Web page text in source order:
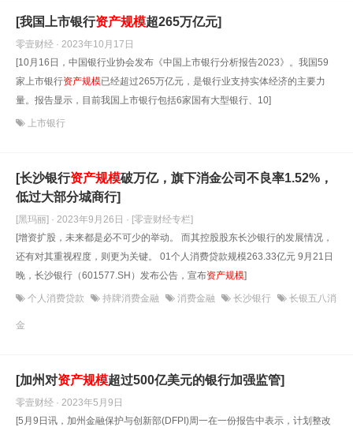
[我国上市银行资产规模超265万亿元]
零壹财经 · 2023年10月17日
[10月16日，中国银行业协会发布《中国上市银行分析报告2023》。我国59
家上市银行资产规模已经超过265万亿元，是银行业支持实体经济的主要力
量。报告显示，目前我国上市银行包括6家国有大型银行、10]
上市银行
[长沙银行资产规模破万亿，旗下消金公司不良率1.52%，
低过大部分城商行]
[黑玛丽] · 2023年9月26日 · [零壹财经专栏]
[增资扩股，未来都是必不可少的举动。 而其控股股东长沙银行的发展情况，
还有对其重视程度，则更为关键。 01个人消费贷款规模263.33亿元 9月21日
晚，长沙银行（601577.SH）发布公告，宣布资产规模]
个人消费贷款 持牌消费金融 消费金融 长沙银行 长银五八消
金
[加州对资产规模超过500亿美元的银行加强监管]
零壹财经 · 2023年5月9日
[5月9日讯，加州金融保护与创新部(DFPI)周一在一份报告中表示，计划整改